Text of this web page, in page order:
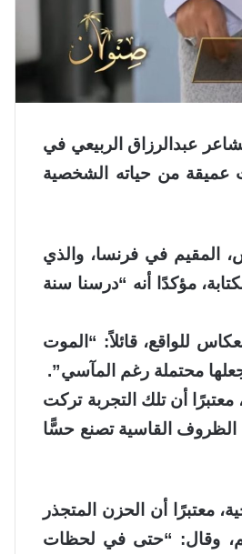
عبدالرزاق الربيعي في
عميقة من حياته الشخصية
المقيم في فرنسا، والذي
مؤكدًا أنه “درسنا سنة
للواقع، قائلاً: “الموت
محتملة رغم المآسي”.
أن تلك التجربة تركت
الظروف القاسية تصنع حسًّا
معتبرًا أن الحزن المتجذر
وقال: “حتى في لحظات